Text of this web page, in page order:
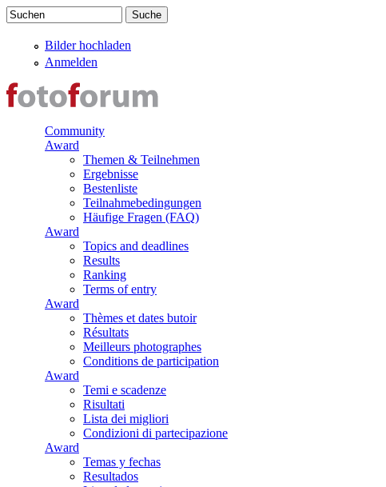
Direkt zum Inhalt
Suchen
Bilder hochladen
Anmelden
Community
Award
Themen & Teilnehmen
Ergebnisse
Bestenliste
Teilnahmebedingungen
Häufige Fragen (FAQ)
Award
Topics and deadlines
Results
Ranking
Terms of entry
Award
Thèmes et dates butoir
Résultats
Meilleurs photographes
Conditions de participation
Award
Temi e scadenze
Risultati
Lista dei migliori
Condizioni di partecipazione
Award
Temas y fechas
Resultados